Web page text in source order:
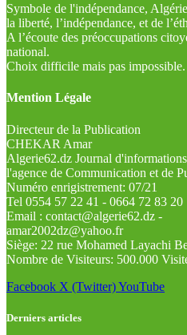
Symbole de l'indépendance,
la liberté, l’indépendance, et de
A l’écoute des préoccupations
national.
Choix difficile mais pas impossible.
Mention Légale
Directeur de la Publication
CHEKAR Amar
Algerie62.dz Journal
l'agence de Communication et de
Numéro enrigistrement: 07/21
Tel 0554 57 22 41 - 0664 72 83 20
Email : contact@algerie62.dz -
amar2002dz@yahoo.fr
Siège: 22 rue Mohamed Layachi
Nombre de Visiteurs: 500.000
Facebook X (Twitter)YouTube
Derniers articles